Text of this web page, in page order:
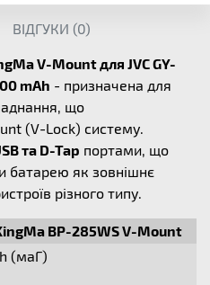
ВІДГУКИ (0)
V-Mount для JVC GY-
mAh - призначена для
що
(V-Lock) систему.
та D-Tap портами, що
батарею як зовнішнє
різного типу.
BP-285WS V-Mount
(маГ)